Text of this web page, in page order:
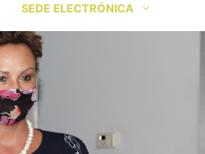
SEDE ELECTRÓNICA